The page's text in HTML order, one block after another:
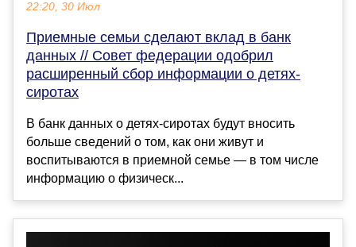
22:20, 30 Июл
Приемные семьи сделают вклад в банк
данных // Совет федерации одобрил
расширенный сбор информации о детях-
сиротах
В банк данных о детях-сиротах будут вносить
больше сведений о том, как они живут и
воспитываются в приемной семье — в том числе
информацию о физическ...